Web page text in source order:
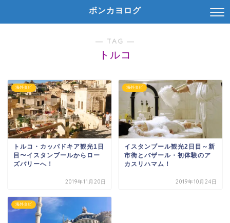
ボンカヨログ
― TAG ―
トルコ
海外タビ
トルコ・カッパドキア観光1日
目〜イスタンブールからロー
ズバリーへ！
2019年11月20日
海外タビ
イスタンブール観光2日目～新
市街とバザール・初体験のア
カスリハマム！
2019年10月24日
海外タビ